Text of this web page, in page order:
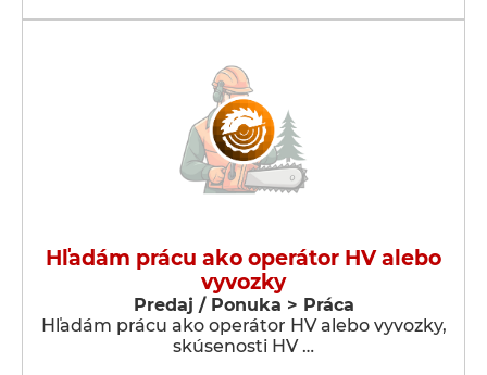
Hľadám prácu ako operátor HV alebo
vyvozky
Predaj / Ponuka > Práca
Hľadám prácu ako operátor HV alebo vyvozky,
skúsenosti HV …